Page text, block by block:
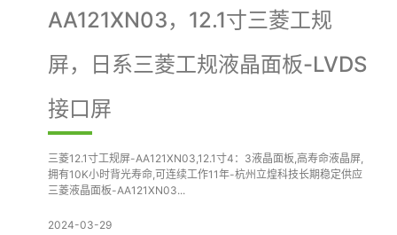
AA121XN03，12.1寸三菱工规
屏，日系三菱工规液晶面板-LVDS
接口屏
三菱12.1寸工规屏-AA121XN03,12.1寸4：3液晶面板,高寿命液晶屏,
拥有10K小时背光寿命,可连续工作11年-杭州立煌科技长期稳定供应
三菱液晶面板-AA121XN03...
2024-03-29